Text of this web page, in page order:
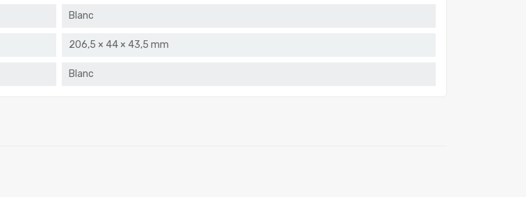
Blanc
206,5 × 44 × 43,5 mm
Blanc